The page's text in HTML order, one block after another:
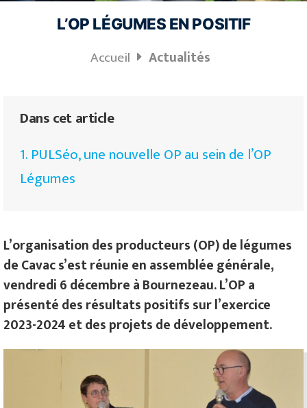
L’OP LÉGUMES EN POSITIF
Accueil Actualités
Dans cet article
1. PULSéo, une nouvelle OP au sein de l’OP
Légumes
L’organisation des producteurs (OP) de légumes
de Cavac s’est réunie en assemblée générale,
vendredi 6 décembre à Bournezeau. L’OP a
présenté des résultats positifs sur l’exercice
2023-2024 et des projets de développement.